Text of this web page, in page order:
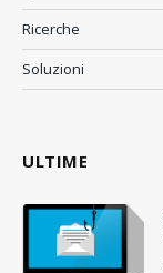
Ricerche
Soluzioni
ULTIME